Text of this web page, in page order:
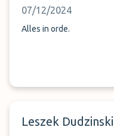
07/12/2024
Alles in orde.
Leszek Dudzinski